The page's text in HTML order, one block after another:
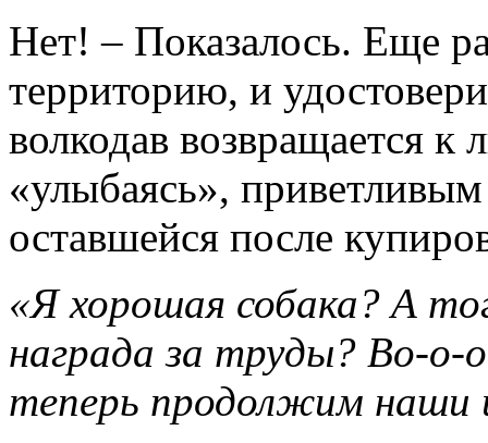
Нет! – Показалось. Еще
территорию, и
волкодав возвращается
«улыбаясь»,
оставшейся после
«Я хорошая собака? А
награда за труды? Во-о-
теперь продолжим наши